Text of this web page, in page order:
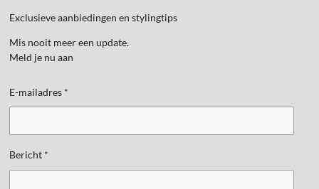
Exclusieve aanbiedingen en stylingtips
Mis nooit meer een update.
Meld je nu aan
E-mailadres *
Bericht *